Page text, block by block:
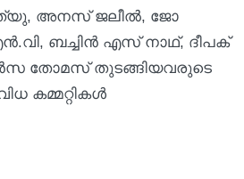
അനസ് ജലീൽ, ജോ
ബച്ചിൻ എസ് നാഥ്, ദീപക്
തോമസ് തുടങ്ങിയവരുടെ
കമ്മറ്റികൾ